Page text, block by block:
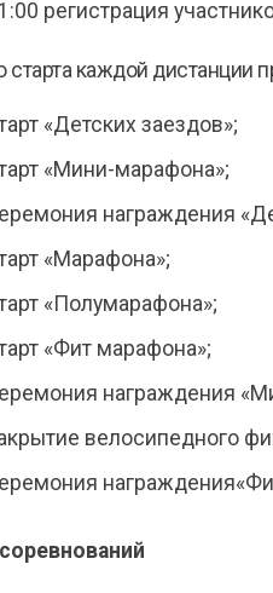
регистрация
старта каждой дистанции
«Детских заездов»;
«Мини-марафона»;
награждения
«Марафона»;
«Полумарафона»;
«Фит марафона»;
награждения
велосипедного